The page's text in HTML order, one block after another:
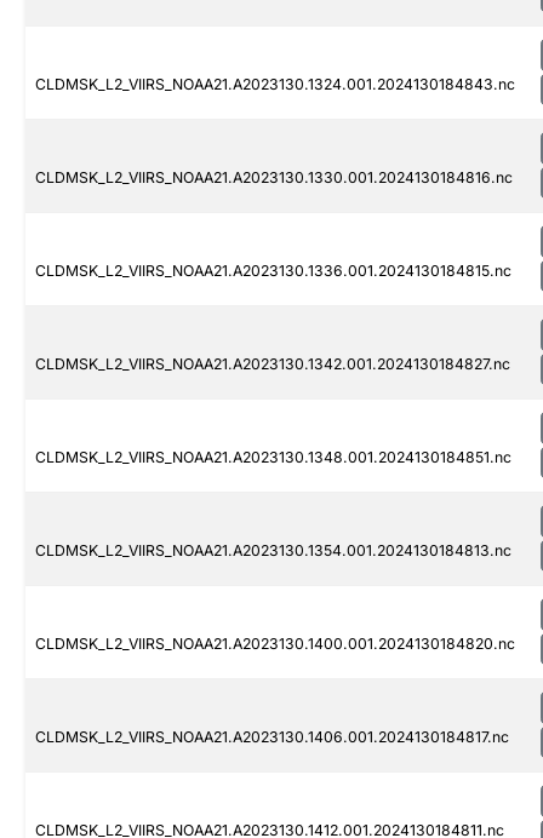
CLDMSK_L2_VIIRS_NOAA21.A2023130.1324.001.2024130184843.nc
CLDMSK_L2_VIIRS_NOAA21.A2023130.1330.001.2024130184816.nc
CLDMSK_L2_VIIRS_NOAA21.A2023130.1336.001.2024130184815.nc
CLDMSK_L2_VIIRS_NOAA21.A2023130.1342.001.2024130184827.nc
CLDMSK_L2_VIIRS_NOAA21.A2023130.1348.001.2024130184851.nc
CLDMSK_L2_VIIRS_NOAA21.A2023130.1354.001.2024130184813.nc
CLDMSK_L2_VIIRS_NOAA21.A2023130.1400.001.2024130184820.nc
CLDMSK_L2_VIIRS_NOAA21.A2023130.1406.001.2024130184817.nc
CLDMSK_L2_VIIRS_NOAA21.A2023130.1412.001.2024130184811.nc